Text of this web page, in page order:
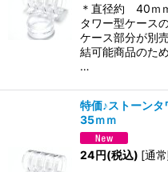
＊直径約 40ｍ
タワー型ケース
ケース部分が別
結可能商品のた
…
特価♪ストーン
35ｍｍ
24円(税込) [通